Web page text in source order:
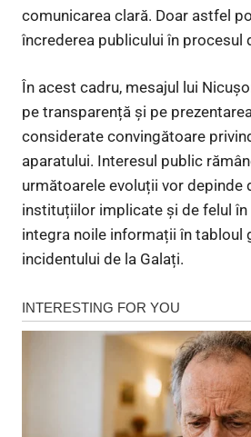
comunicarea clară. Doar astfel
încrederea publicului în procesul
În acest cadru, mesajul lui
pe transparență și pe
considerate convingătoare
aparatului. Interesul public
următoarele evoluții vor depinde
instituțiilor implicate și de felul în
integra noile informații în tabloul
incidentului de la Galați.